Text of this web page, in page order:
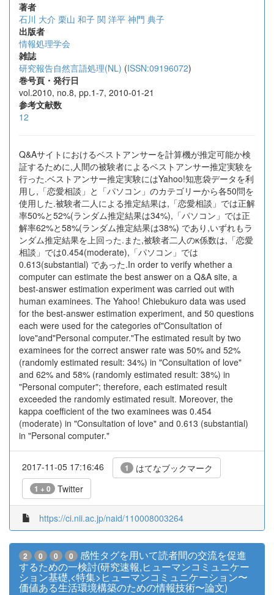
著者
石川 大介 栗山 和子 関 洋平 神門 典子
出版者
情報処理学会
雑誌
研究報告自然言語処理(NL) (ISSN:09196072)
巻号頁・発行日
vol.2010, no.8, pp.1-7, 2010-01-21
参考文献数
12
Q&Aサイトにおけるベストアンサーを計算機が推定可能か検
証するために,人間の被験者によるベストアンサー推定実験を
行った.ベストアンサー推定実験にはYahoo!知恵袋データを利
用し,「恋愛相談」と「パソコン」のカテゴリーから各50問を
使用した.被験者二人による推定結果は,「恋愛相談」では正解
率50%と52%(ランダム推定結果は34%),「パソコン」では正
解率62%と58%(ランダム推定結果は38%) であり,いずれもラ
ンダム推定結果を上回った.また,被験者二人のκ係数は,「恋愛
相談」では0.454(moderate),「パソコン」では
0.613(substantial) であった.In order to verify whether a
computer can estimate the best answer on a Q&A site, a
best-answer estimation experiment was carried out with
human examinees. The Yahoo! Chiebukuro data was used
for the best-answer estimation experiment, and 50 questions
each were used for the categories of"Consultation of
love"and"Personal computer."The estimated result by two
examinees for the correct answer rate was 50% and 52%
(randomly estimated result: 34%) in "Consultation of love"
and 62% and 58% (randomly estimated result: 38%) in
"Personal computer"; therefore, each estimated result
exceeded the randomly estimated result. Moreover, the
kappa coefficient of the two examinees was 0.454
(moderate) in "Consultation of love" and 0.613 (substantial)
in "Personal computer."
2017-11-05 17:16:46 1 はてなブックマーク
1 + 0 Twitter
https://ci.nii.ac.jp/naid/110008003264
2 0 0 0
感性タグを用いて読者間の交流を促進
するための一検討(研究速報,ヒューマンコミュニケー
ション基礎,<特集>ヒューマンコミュニケーション〜
価値ある生活環境構築のための情報技術〜論文)